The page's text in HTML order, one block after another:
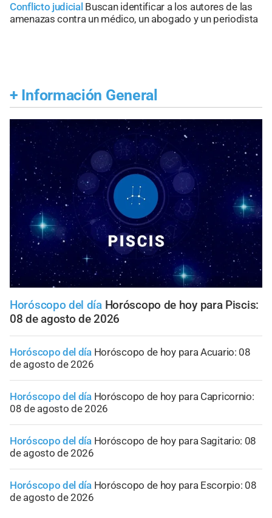
Conflicto judicial Buscan identificar a los autores de las
amenazas contra un médico, un abogado y un periodista
+ Información General
Horóscopo del día Horóscopo de hoy para Piscis:
08 de agosto de 2026
Horóscopo del día Horóscopo de hoy para Acuario: 08
de agosto de 2026
Horóscopo del día Horóscopo de hoy para Capricornio:
08 de agosto de 2026
Horóscopo del día Horóscopo de hoy para Sagitario: 08
de agosto de 2026
Horóscopo del día Horóscopo de hoy para Escorpio: 08
de agosto de 2026